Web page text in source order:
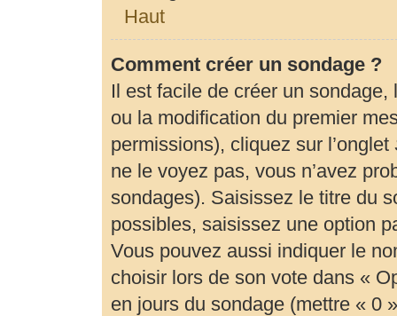
Haut
Comment créer un sondage ?
Il est facile de créer un sondage,
ou la modification du premier
permissions), cliquez sur l’onglet
ne le voyez pas, vous n’avez
sondages). Saisissez le titre du
possibles, saisissez une option
Vous pouvez aussi indiquer le
choisir lors de son vote dans «
en jours du sondage (mettre « 0